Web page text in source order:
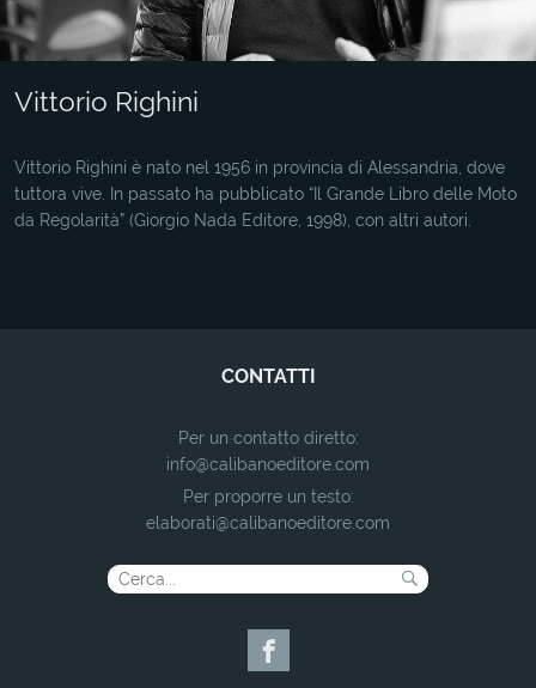
Vittorio Righini
Vittorio Righini è nato nel 1956 in provincia di Alessandria, dove
tuttora vive. In passato ha pubblicato “Il Grande Libro delle Moto
da Regolarità” (Giorgio Nada Editore, 1998), con altri autori.
CONTATTI
Per un contatto diretto:
info@calibanoeditore.com
Per proporre un testo:
elaborati@calibanoeditore.com